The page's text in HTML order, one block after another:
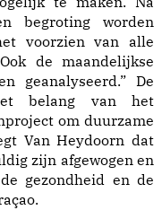
begroting worden
voorzien van alle
de maandelijkse
geanalyseerd.” De
belang van het
om duurzame
Van Heydoorn dat
zijn afgewogen en
gezondheid en de